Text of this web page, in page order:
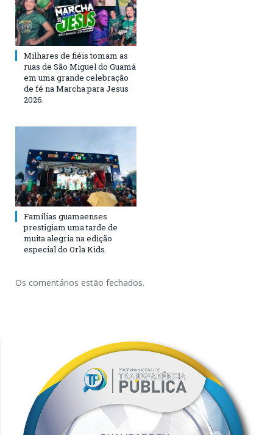
Milhares de fiéis tomam as
ruas de São Miguel do Guamá
em uma grande celebração
de fé na Marcha para Jesus
2026.
Famílias guamaenses
prestigiam uma tarde de
muita alegria na edição
especial do Orla Kids.
Os comentários estão fechados.